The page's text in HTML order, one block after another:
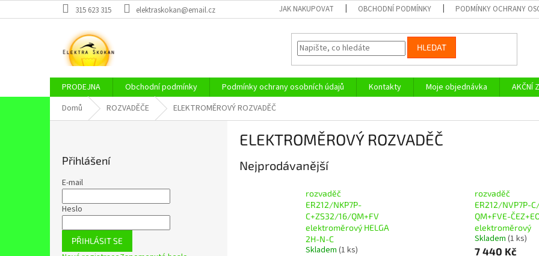
na
315 623 315 elektraskokan@email.cz JAK NAKUPOVAT OBCHODNÍ PODMÍNKY PODMÍNKY OCHRANY
HLEDAT
PRODEJNA Obchodní podmínky Podmínky ochrany osobních údajů Kontakty Moje objednávka
AKČNÍ
Domů
ROZVADĚČE ELEKTROMĚROVÝ ROZVADĚČ
Přihlášení
E-mail
Heslo
PŘIHLÁSIT SE
ELEKTROMĚROVÝ ROZVADĚČ
Nejprodávanější
rozvaděč
ER212/NKP7P-
C+ZS32/16/QM+FV
elektroměrový HELGA
2H-N-C
Skladem (1 ks)
rozvaděč
ER212/NVP7P-
QM+FVE-
elektroměrový
Skladem (1 ks)
7 440 Kč